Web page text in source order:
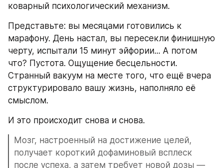
коварный психологический механизм.
Представьте: вы месяцами готовились к
марафону. День настал, вы пересекли финишную
черту, испытали 15 минут эйфории... А потом
что? Пустота. Ощущение бесцельности.
Странный вакуум на месте того, что ещё вчера
структурировало вашу жизнь, наполняло её
смыслом.
И это происходит снова и снова.
Мозг, настроенный на достижение целей,
получает короткий дофаминовый всплеск
после успеха, а затем требует новой дозы —